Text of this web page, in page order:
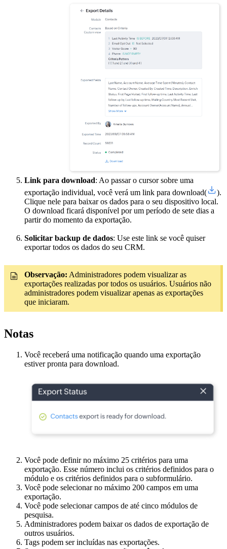
Link para download: Ao passar o cursor sobre uma
exportação individual, você verá um link para download(
).
Clique nele para baixar os dados para o seu dispositivo local.
O download ficará disponível por um período de sete dias a
partir do momento da exportação.
Solicitar backup de dados: Use este link se você quiser
exportar todos os dados do seu CRM.
Observação: Administradores podem visualizar as
exportações realizadas por todos os usuários. Usuários não
administradores podem visualizar apenas as exportações
que iniciaram.
Notas
Você receberá uma notificação quando uma exportação
estiver pronta para download.
Você pode definir no máximo 25 critérios para uma
exportação. Esse número inclui os critérios definidos para o
módulo e os critérios definidos para o subformulário.
Você pode selecionar no máximo 200 campos em uma
exportação.
Você pode selecionar campos de até cinco módulos de
pesquisa.
Administradores podem baixar os dados de exportação de
outros usuários.
Tags podem ser incluídas nas exportações.